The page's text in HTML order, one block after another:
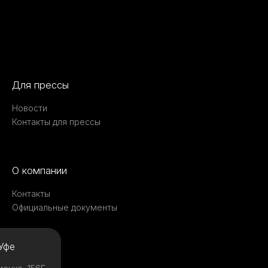
Для прессы
Новости
Контакты для прессы
О компании
Контакты
Официальные документы